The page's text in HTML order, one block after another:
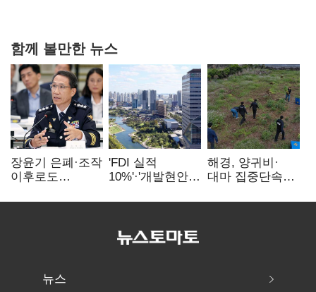
함께 볼만한 뉴스
장윤기 은폐·조작
이후로도
내부비위…경찰
'FDI 실적
10%'·'개발현안
인천경제청장
해경, 양귀비·
대마 집중단속…
249명 검거
뉴스